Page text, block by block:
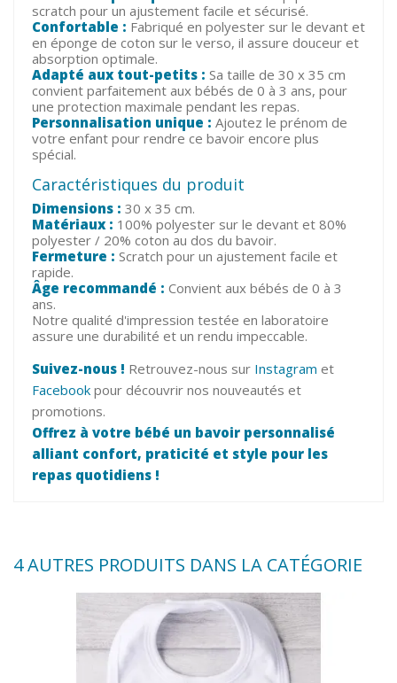
scratch pour un ajustement facile et sécurisé.
Confortable : Fabriqué en polyester sur le devant et
en éponge de coton sur le verso, il assure douceur et
absorption optimale.
Adapté aux tout-petits : Sa taille de 30 x 35 cm
convient parfaitement aux bébés de 0 à 3 ans, pour
une protection maximale pendant les repas.
Personnalisation unique : Ajoutez le prénom de
votre enfant pour rendre ce bavoir encore plus
spécial.
Caractéristiques du produit
Dimensions : 30 x 35 cm.
Matériaux : 100% polyester sur le devant et 80%
polyester / 20% coton au dos du bavoir.
Fermeture : Scratch pour un ajustement facile et
rapide.
Âge recommandé : Convient aux bébés de 0 à 3
ans.
Notre qualité d'impression testée en laboratoire
assure une durabilité et un rendu impeccable.
Suivez-nous ! Retrouvez-nous sur Instagram et
Facebook pour découvrir nos nouveautés et
promotions.
Offrez à votre bébé un bavoir personnalisé
alliant confort, praticité et style pour les
repas quotidiens !
4 AUTRES PRODUITS DANS LA CATÉGORIE